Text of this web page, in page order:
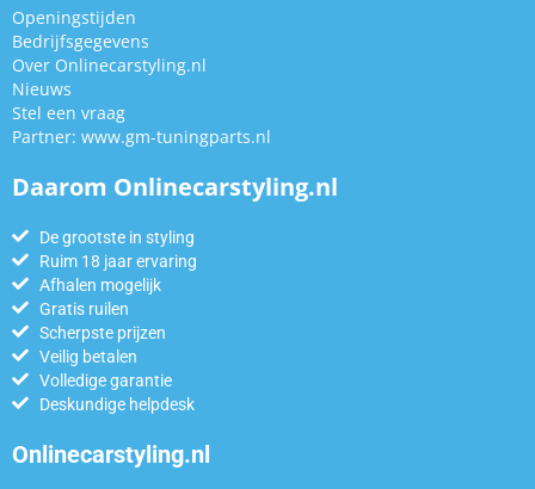
Openingstijden
Bedrijfsgegevens
Over Onlinecarstyling.nl
Nieuws
Stel een vraag
Partner: www.gm-tuningparts.nl
Daarom Onlinecarstyling.nl
De grootste in styling
Ruim 18 jaar ervaring
Afhalen mogelijk
Gratis ruilen
Scherpste prijzen
Veilig betalen
Volledige garantie
Deskundige helpdesk
Onlinecarstyling.nl